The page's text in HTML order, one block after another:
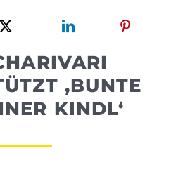
‚BUNTE
KINDL‘